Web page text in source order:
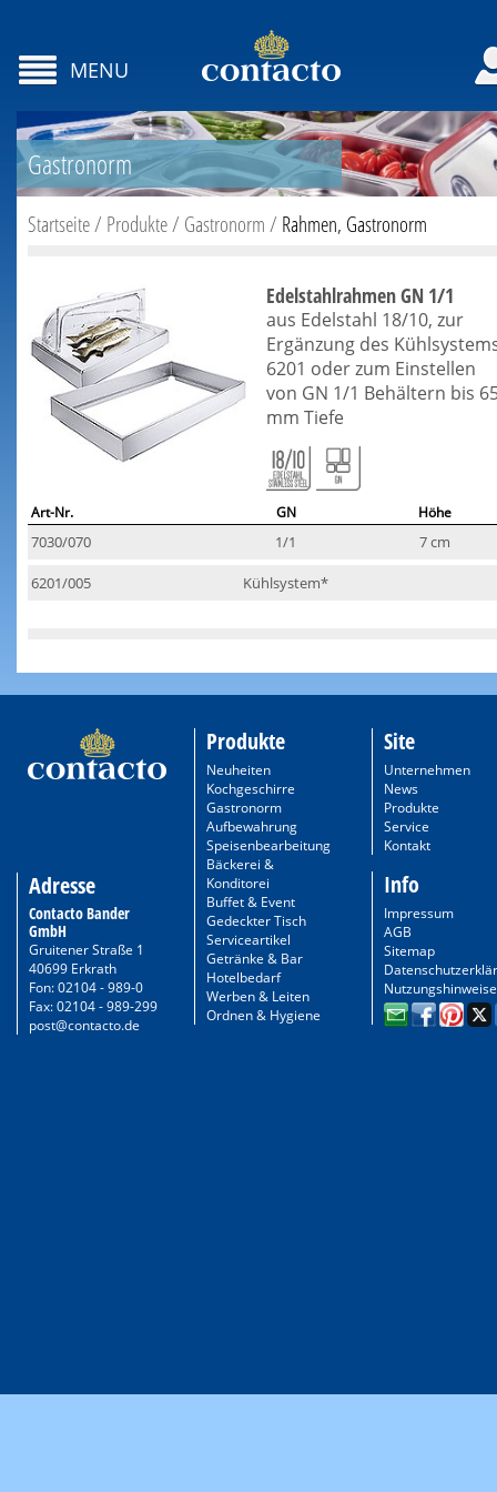
MENU
Gastronorm
Startseite/ Produkte/ Gastronorm/ Rahmen, Gastronorm
Edelstahlrahmen GN 1/1
aus Edelstahl 18/10, zur
Ergänzung des
6201 oder zum Einstellen
von GN 1/1 Behältern bis
mm Tiefe
Art-Nr. GN Höhe
7030/070 1/1 7 cm
6201/005 Kühlsystem*
Adresse
Contacto Bander
GmbH
Gruitener Straße 1
40699 Erkrath
Fon: 02104 - 989-0
Fax: 02104 - 989-299
post@contacto.de
Produkte
Neuheiten
Kochgeschirre
Gastronorm
Aufbewahrung
Speisenbearbeitung
Bäckerei &
Konditorei
Buffet & Event
Gedeckter Tisch
Serviceartikel
Getränke & Bar
Hotelbedarf
Werben & Leiten
Ordnen & Hygiene
Site
Unternehmen
News
Produkte
Service
Kontakt
Info
Impressum
AGB
Sitemap
Nutzungshinweise